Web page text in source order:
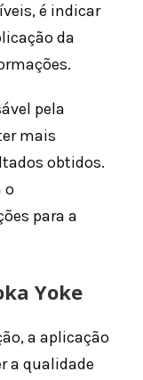
é indicar
da
pela
mais
obtidos.
o
para a
Yoke
a aplicação
a qualidade